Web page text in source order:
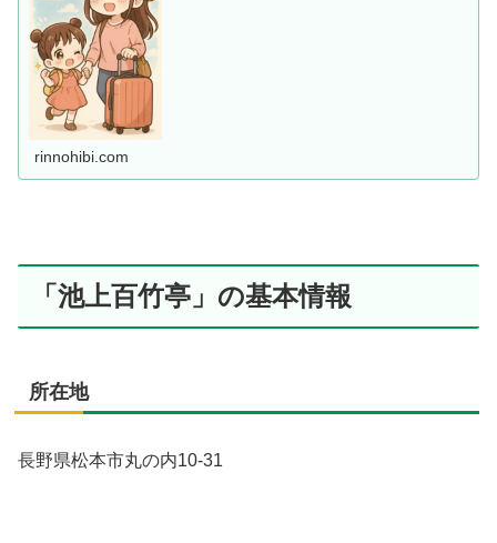
rinnohibi.com
「池上百竹亭」の基本情報
所在地
長野県松本市丸の内10-31